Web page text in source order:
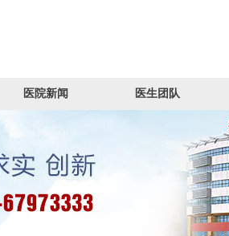
医院新闻 医生团队